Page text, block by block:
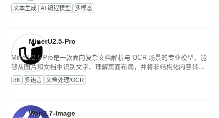
话端到端交付生产级成果。原生视觉理解贯穿规划、执行与验证全流
程，支持超长文档与长视频的深度语义解析。长程任务中自主规划与
文本生成 AI 编程模型 多模态
MinerU2.5-Pro
MinerU2.5-Pro是一款面向复杂文档解析与 OCR 场景的专业模型，能
够从图片和文档中识别文字、理解页面布局，并将非结构化内容转换
为便于存储、检索和二次处理的结构化结果。
8K 多语言 文档处理/OCR
Wan2.7-Image